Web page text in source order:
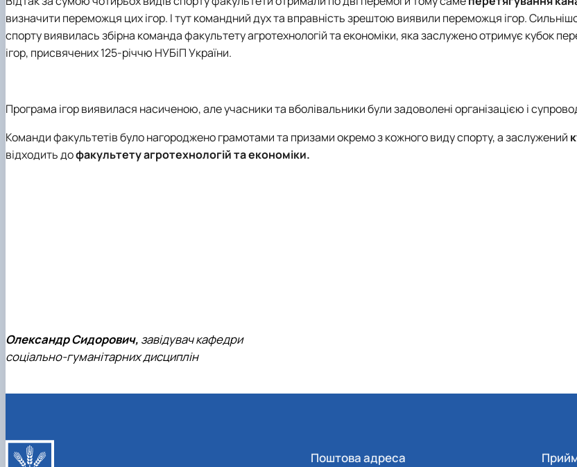
визначити переможця цих ігор. І тут командний дух та вправність зрештою виявили переможця ігор.
спорту виявилась збірна команда факультету агротехнологій та економіки, яка заслужено отримує кубок
ігор, присвячених 125-річчю НУБіП України.
Програма ігор виявилася насиченою, але учасники та вболівальники були задоволені організацією і
Команди факультетів було нагороджено грамотами та призами окремо з кожного виду спорту, а заслужений
відходить дофакультету агротехнологій та економіки.
Олександр Сидорович, завідувач кафедри
соціально-гуманітарних дисциплін
Поштова адреса